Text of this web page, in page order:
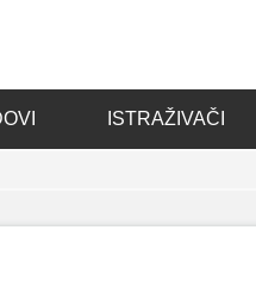
ISTRAŽIVAČI